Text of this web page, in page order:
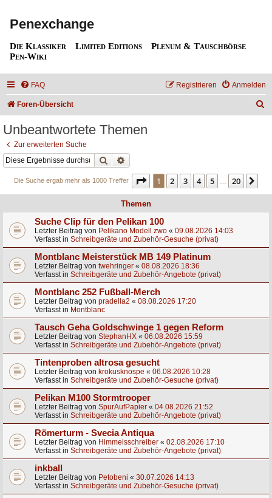
Penexchange
Die Klassiker Limited Editions
Plenum & Tauschbörse
Pen-Wiki
FAQ Anmelden
Registrieren
Foren-Übersicht
Unbeantwortete Themen
Zur erweiterten Suche
Suche
Die Suche ergab mehr als 1000 Treffer Seite 1von 20
1 2 3 4 5 … 20
Themen
Suche Clip für den Pelikan 100
Letzter Beitrag von Pelikano Modell zwo « 09.08.2026 14:03
Verfasst in Schreibgeräte und Zubehör-Gesuche (privat)
Montblanc Meisterstück MB 149 Platinum
Letzter Beitrag von twehringer « 08.08.2026 18:36
Verfasst in Schreibgeräte und Zubehör-Angebote (privat)
Montblanc 252 Fußball-Merch
Letzter Beitrag von pradella2 « 08.08.2026 17:20
Verfasst in Montblanc
Tausch Geha Goldschwinge 1 gegen Reform
Letzter Beitrag von StephanHX « 06.08.2026 15:59
Verfasst in Schreibgeräte und Zubehör-Angebote (privat)
Tintenproben altrosa gesucht
Letzter Beitrag von krokusknospe « 06.08.2026 10:28
Verfasst in Schreibgeräte und Zubehör-Gesuche (privat)
Pelikan M100 Stormtrooper
Letzter Beitrag von SpurAufPapier « 04.08.2026 21:52
Verfasst in Schreibgeräte und Zubehör-Angebote (privat)
Römerturm - Svecia Antiqua
Letzter Beitrag von Himmelsschreiber « 02.08.2026 17:10
Verfasst in Schreibgeräte und Zubehör-Angebote (privat)
inkball
Letzter Beitrag von Petobeni « 30.07.2026 14:13
Verfasst in Schreibgeräte und Zubehör-Gesuche (privat)